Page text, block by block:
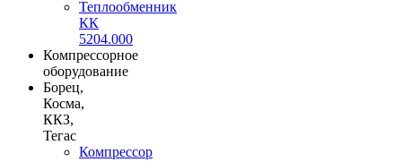
Теплообменник
КК
5204.000
Компрессорное
оборудование
Борец,
Косма,
ККЗ,
Тегас
Компрессор